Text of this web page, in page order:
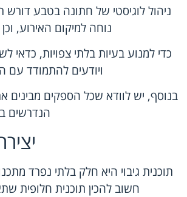
ניהול לוגיסטי של חתונה בטבע
נוחה למיקום האירוע,
כדי למנוע בעיות בלתי צפויות, כדאי
ויודעים להתמודד עם
בנוסף, יש לוודא שכל הספקים מבינים
הנדרשים
תוכנית גיבוי היא חלק בלתי נפרד
חשוב להכין תוכנית חלופית